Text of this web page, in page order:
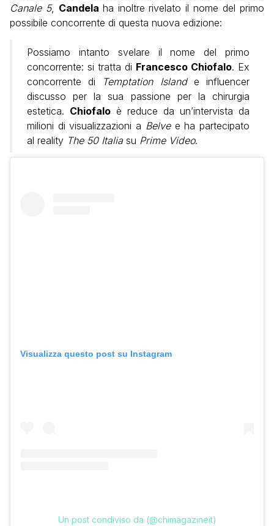
Canale 5, Candela ha inoltre rivelato il nome del primo
possibile concorrente di questa nuova edizione:
Possiamo intanto svelare il nome del primo
concorrente: si tratta di Francesco Chiofalo. Ex
concorrente di
Temptation Islande influencer
discusso per la sua passione per la chirurgia
estetica. Chiofalo è reduce da un’intervista da
milioni di visualizzazioni a Belvee ha partecipato
al reality The 50 Italia su Prime Video.
Visualizza questo post su Instagram
Un post condiviso da (@chimagazineit)